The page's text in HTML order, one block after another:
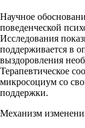
Научное
поведенческой
Исследования
поддерживается в
выздоровления
Терапевтическое
микросоциум со
поддержки.
Механизм